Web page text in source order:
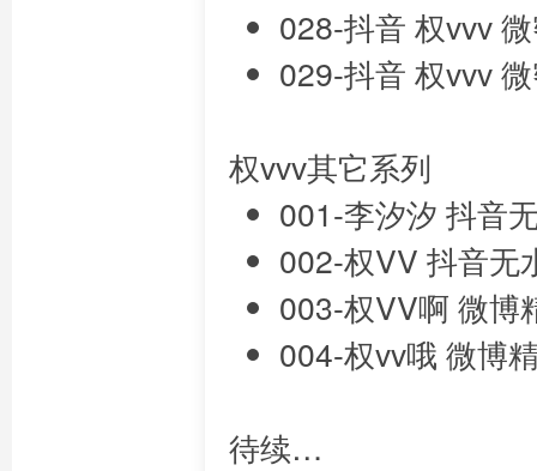
028-抖音 权vvv
029-抖音 权vvv
权vvv其它系列
001-李汐汐 抖音
002-权VV 抖音无
003-权VV啊 微博
004-权vv哦 微博
待续…